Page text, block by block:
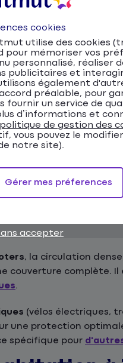
moto,
la proximité de la
des solutions
avoisinantes, en raison
assurance auto en
comporte des
difficile et
, la circulation
couverture complète.
.
(vélos électriques,
une protection
spécifique pour
cookies
utilise des cookies
pour mémoriser vos
personnalisé, réaliser
publicitaires et interagir
également
préalable, pour
fournir un service de
d’informations et
politique de gestion des
vous pouvez le
notre site).
accepter
Gérer mes préferences